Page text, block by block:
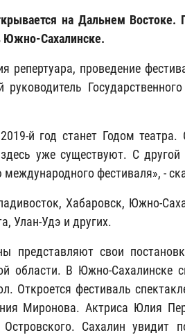
на Дальнем
Южно-Сахалинске.
проведение
й год станет Годом театра.
уже существуют. С
фестиваля», -
Хабаровск, Южно-
Улан-Удэ и других.
свои
области. В Южно-Сахалинске
Откроется фестиваль
Миронова. Актриса Юлия
Сахалин увидит